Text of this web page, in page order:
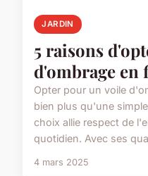
JARDIN
5 raisons
d'ombrage en
Opter pour un voile
bien plus qu'une
choix allie respect de
quotidien. Avec ses
4 mars 2025